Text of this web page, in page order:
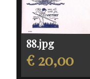
88.jpg
€ 20,00